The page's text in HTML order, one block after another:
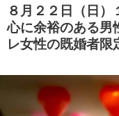
ティー♪＠茶屋町】
８月２２日（日）
心に余裕のある男
レ女性の既婚者限